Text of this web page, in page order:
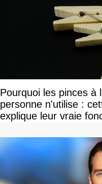
Pourquoi les pinces à
personne n'utilise :
explique leur vraie